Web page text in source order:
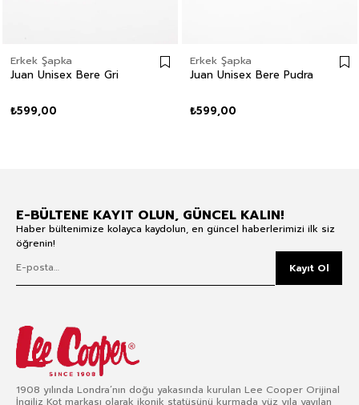
Erkek Şapka
Juan Unisex Bere Gri
₺599,00
Erkek Şapka
Juan Unisex Bere Pudra
₺599,00
E-BÜLTENE KAYIT OLUN, GÜNCEL KALIN!
Haber bültenimize kolayca kaydolun, en güncel haberlerimizi ilk siz
öğrenin!
Kayıt Ol
1908 yılında Londra’nın doğu yakasında kurulan Lee Cooper Orijinal